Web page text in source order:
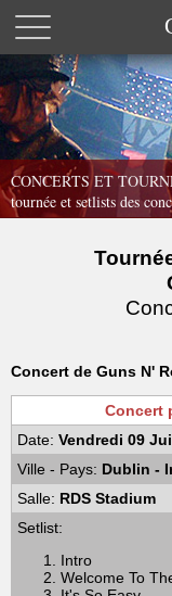
CONCERTS ET
tournée et setlists des
Concert de Guns N'
Concert
Date:Vendredi 09
Ville - Pays: Dublin -
Salle: RDS Stadium
Setlist:
Intro
Welcome To